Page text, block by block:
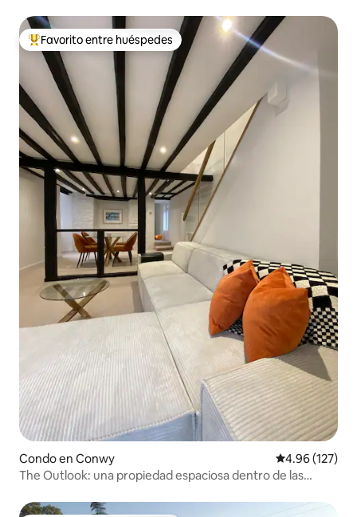
Favorito entre huéspedes preferido
Favorito entre huéspedes
Condo en Conwy Calificación
4.96 (127)
The Outlook: una propiedad espaciosa dentro de las